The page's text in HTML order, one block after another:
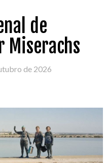
de
Miserachs
de 2026